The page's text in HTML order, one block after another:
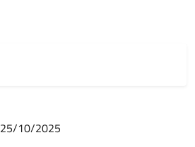
25/10/2025